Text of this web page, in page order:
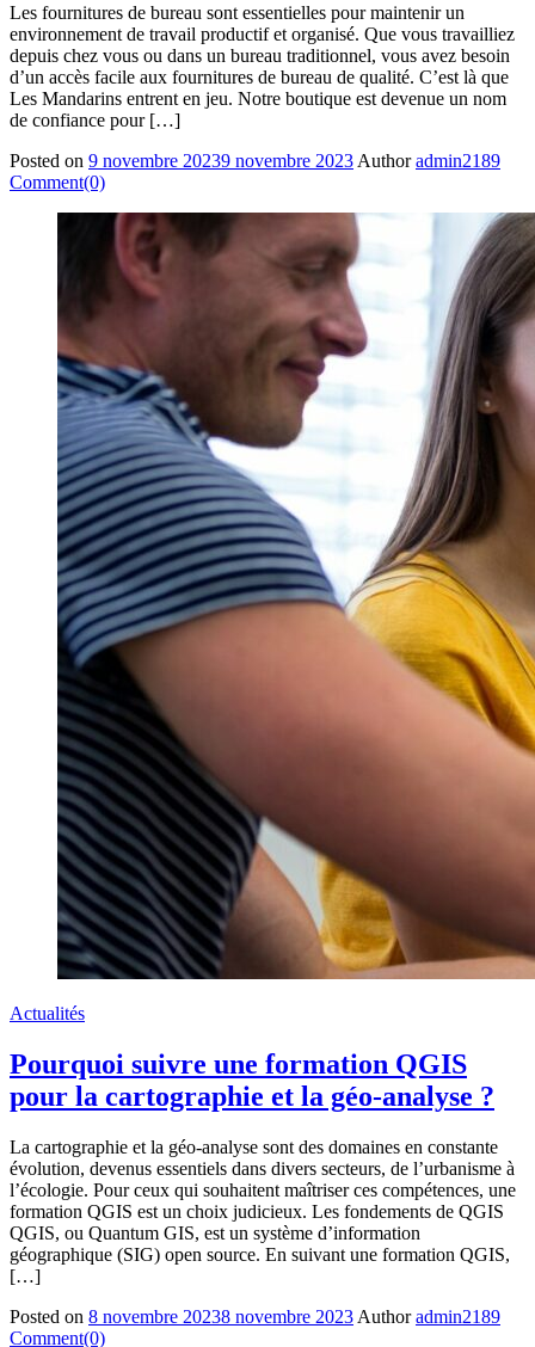
Les fournitures de bureau sont essentielles pour maintenir un
environnement de travail productif et organisé. Que vous travailliez
depuis chez vous ou dans un bureau traditionnel, vous avez besoin
d’un accès facile aux fournitures de bureau de qualité. C’est là que
Les Mandarins entrent en jeu. Notre boutique est devenue un nom
de confiance pour […]
Posted on 9 novembre 20239 novembre 2023 Author admin2189
Comment(0)
Actualités
Pourquoi suivre une formation QGIS
pour la cartographie et la géo-analyse ?
La cartographie et la géo-analyse sont des domaines en constante
évolution, devenus essentiels dans divers secteurs, de l’urbanisme à
l’écologie. Pour ceux qui souhaitent maîtriser ces compétences, une
formation QGIS est un choix judicieux. Les fondements de QGIS
QGIS, ou Quantum GIS, est un système d’information
géographique (SIG) open source. En suivant une formation QGIS,
[…]
Posted on 8 novembre 20238 novembre 2023 Author admin2189
Comment(0)